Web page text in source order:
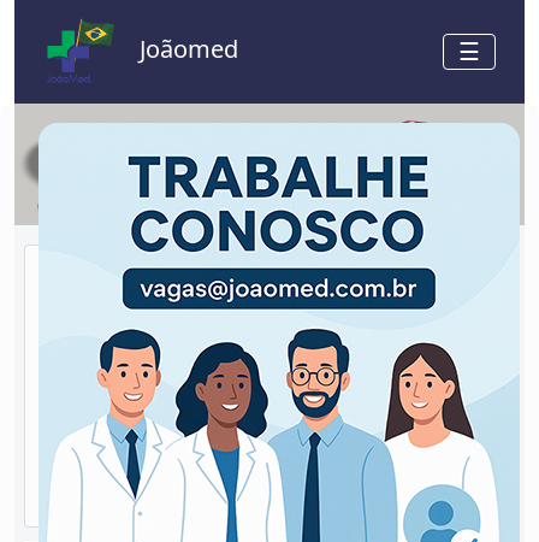
Joãomed ☰
Estoques
A Joãomed mantém estoques permanentes de
seus produtos, proporcionando aos seus
clientes agilidade e rapidez no atendimento e
entrega das mercadorias solicitadas.